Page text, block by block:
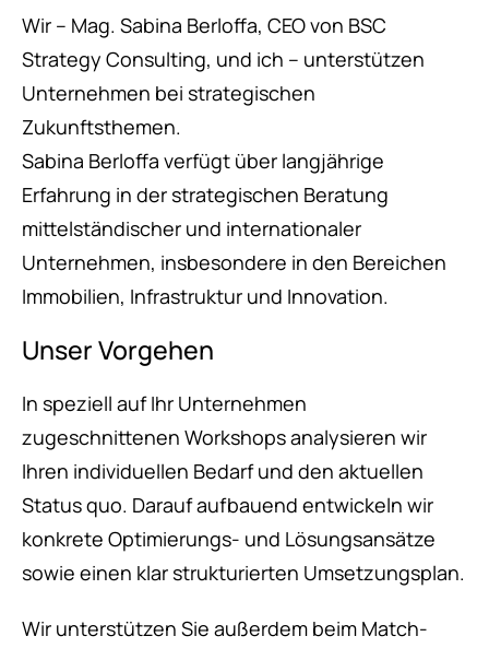
Wir – Mag. Sabina Berloffa, CEO von BSC
Strategy Consulting, und ich – unterstützen
Unternehmen bei strategischen
Zukunftsthemen.
Sabina Berloffa verfügt über langjährige
Erfahrung in der strategischen Beratung
mittelständischer und internationaler
Unternehmen, insbesondere in den Bereichen
Immobilien, Infrastruktur und Innovation.
Unser Vorgehen
In speziell auf Ihr Unternehmen
zugeschnittenen Workshops analysieren wir
Ihren individuellen Bedarf und den aktuellen
Status quo. Darauf aufbauend entwickeln wir
konkrete Optimierungs- und Lösungsansätze
sowie einen klar strukturierten Umsetzungsplan.
Wir unterstützen Sie außerdem beim Match-